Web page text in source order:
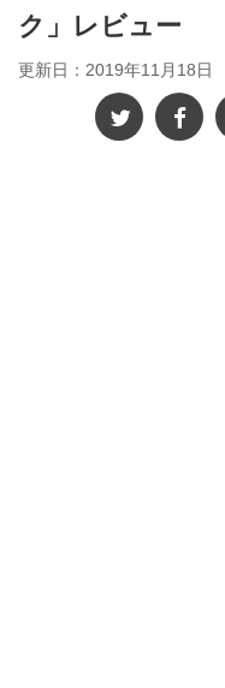
ク」レビュー
更新日： 2019年11月18日